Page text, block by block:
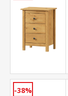
-38%